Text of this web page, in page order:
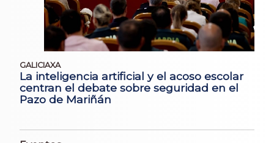
GALICIAXA
La inteligencia artificial y el acoso escolar
centran el debate sobre seguridad en el
Pazo de Mariñán